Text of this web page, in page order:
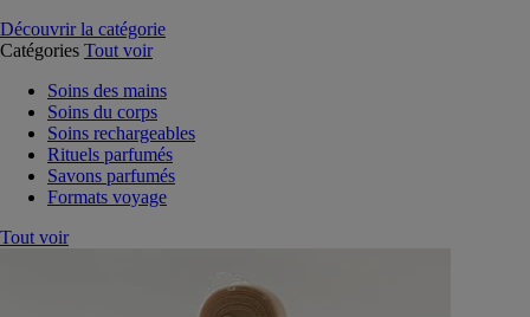
Découvrir la catégorie
Catégories Tout voir
Soins des mains
Soins du corps
Soins rechargeables
Rituels parfumés
Savons parfumés
Formats voyage
Tout voir